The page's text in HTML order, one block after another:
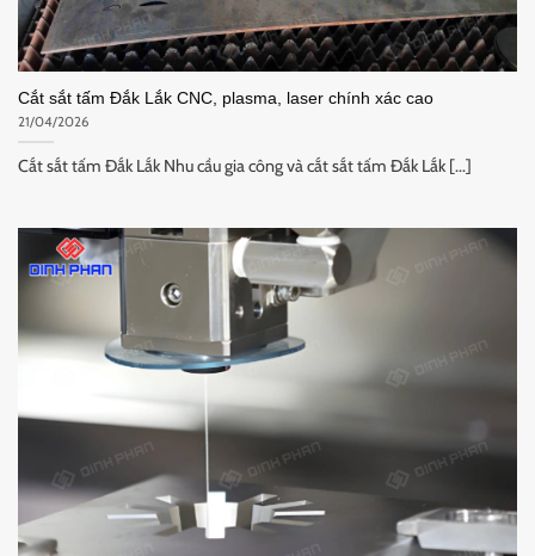
Cắt sắt tấm Đắk Lắk CNC, plasma, laser chính xác cao
21/04/2026
Cắt sắt tấm Đắk Lắk Nhu cầu gia công và cắt sắt tấm Đắk Lắk [...]